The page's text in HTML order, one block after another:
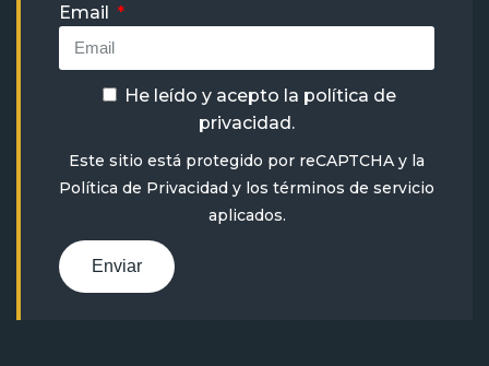
Email
He leído y acepto la política de
privacidad.
Este sitio está protegido por reCAPTCHA y la
Política de Privacidad y los términos de servicio
aplicados.
Enviar